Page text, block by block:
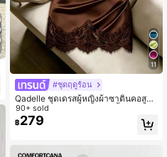
11
#ชุดฤดูร้อน
Qadelle ชุดเดรสผู้หญิงผ้าซาตินคอสูงแ
ขนกุดจีบแต่งลูกไม้เข้ารูป สีน้ำตาลกาแ
ฟ ฤดูร้อน สไตล์หรูหรา สำหรับบาร์และ
ปาร์ตี้ ดีไซน์เอวไม่สมมาตรช่วยกระชับ
90+ sold
฿279